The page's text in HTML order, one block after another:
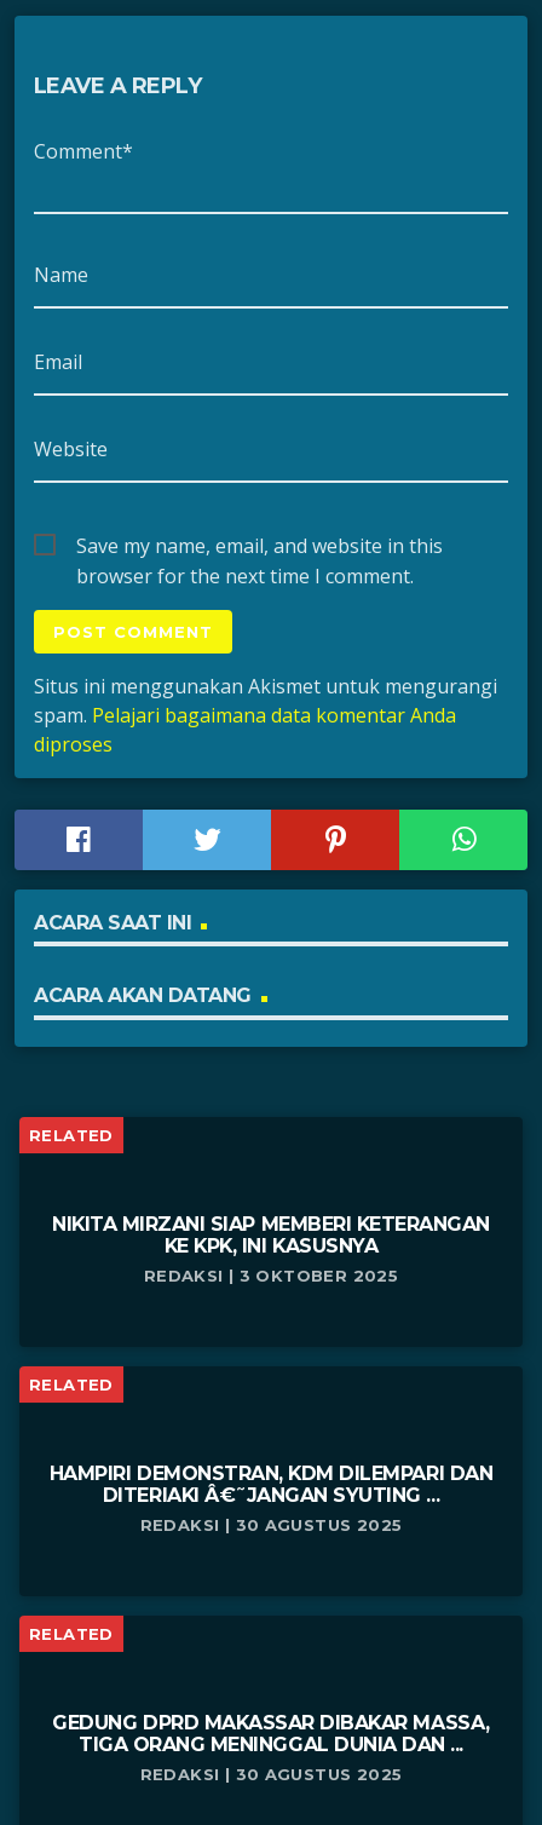
LEAVE A REPLY
Comment*
Name
Email
Website
Save my name, email, and website in this
browser for the next time I comment.
Situs ini menggunakan Akismet untuk mengurangi
spam. Pelajari bagaimana data komentar Anda
diproses
ACARA SAAT INI
ACARA AKAN DATANG
RELATED
NIKITA MIRZANI SIAP MEMBERI KETERANGAN
KE KPK, INI KASUSNYA
REDAKSI | 3 OKTOBER 2025
RELATED
HAMPIRI DEMONSTRAN, KDM DILEMPARI DAN
DITERIAKI Â€˜JANGAN SYUTING ...
REDAKSI | 30 AGUSTUS 2025
RELATED
GEDUNG DPRD MAKASSAR DIBAKAR MASSA,
TIGA ORANG MENINGGAL DUNIA DAN ...
REDAKSI | 30 AGUSTUS 2025